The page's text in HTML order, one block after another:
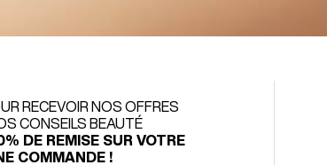
RECEVOIR NOS OFFRES
CONSEILS BEAUTÉ
DE REMISE SUR VOTRE
COMMANDE !